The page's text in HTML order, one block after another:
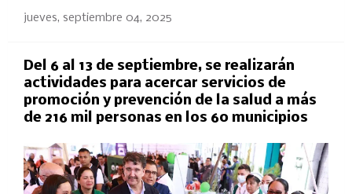
jueves, septiembre 04, 2025
Del 6 al 13 de septiembre, se realizarán
actividades para acercar servicios de
promoción y prevención de la salud a más
de 216 mil personas en los 60 municipios